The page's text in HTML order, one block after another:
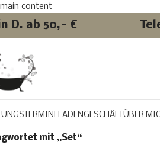
content
D. ab 50,- €
LADENGESCHÄFT ÜBER
mit „Set“